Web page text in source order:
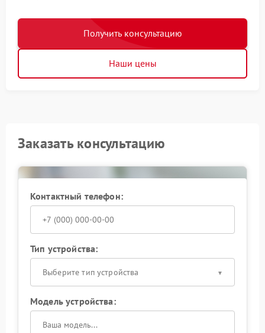
Получить консультацию
Наши цены
Заказать консультацию
Контактный телефон:
Тип устройства:
Выберите тип устройства
Модель устройства: